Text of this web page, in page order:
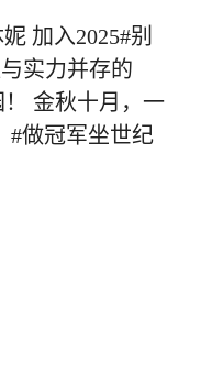
加入2025#别
实力并存的
金秋十月，一
#做冠军坐世纪